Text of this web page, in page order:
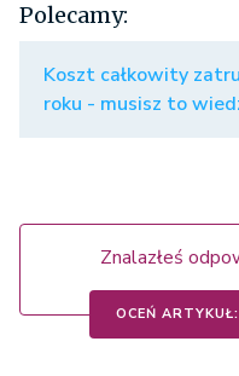
Polecamy:
Koszt całkowity
roku - musisz to
Znalazłeś
OCEŃ ARTYKUŁ: